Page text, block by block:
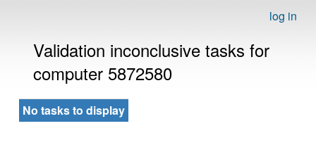
log in
Validation inconclusive tasks for
computer 5872580
No tasks to display